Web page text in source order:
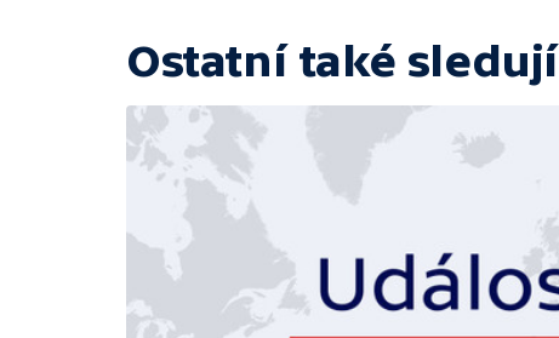
Ostatní také sledují